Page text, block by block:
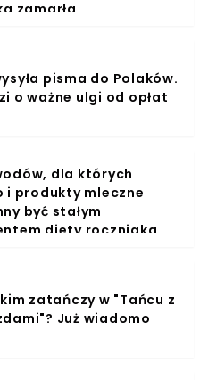
zamarła
pisma do Polaków.
o ważne ulgi od opłat
dla których
i produkty mleczne
być stałym
diety roczniaka
zatańczy w "Tańcu z
Już wiadomo